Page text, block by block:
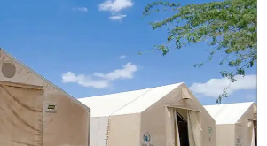
badan PBB, organisasi
supermarket terkenal.